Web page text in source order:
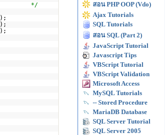
*/
สอน PHP OOP (Vdo)
Ajax Tutorials
SQL Tutorials
สอน SQL (Part 2)
JavaScript Tutorial
Javascript Tips
VBScript Tutorial
VBScript Validation
Microsoft Access
MySQL Tutorials
-- Stored Procedure
MariaDB Database
SQL Server Tutorial
SQL Server 2005